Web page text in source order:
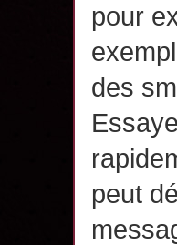
pour
des
peut